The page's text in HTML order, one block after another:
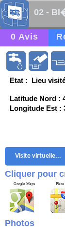
02 -
0 Avis
Etat : Lieu
Latitude Nord :
Longitude Est :
Visite virtuelle...
Cliquer pour
Google Maps
Photos